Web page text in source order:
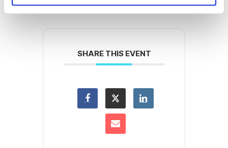
e
SHARE THIS EVENT